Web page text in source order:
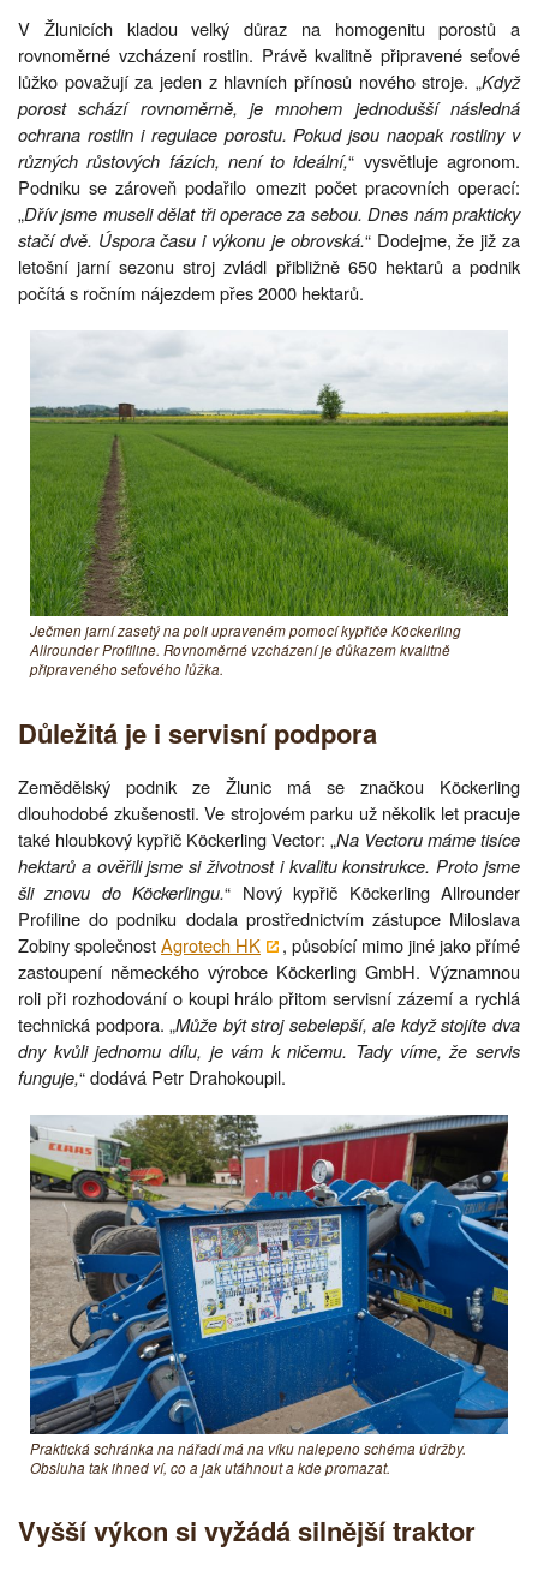
V Žlunicích kladou velký důraz na homogenitu porostů a
rovnoměrné vzcházení rostlin. Právě kvalitně připravené seťové
lůžko považují za jeden z hlavních přínosů nového stroje. „Když
porost schází rovnoměrně, je mnohem jednodušší následná
ochrana rostlin i regulace porostu. Pokud jsou naopak rostliny v
různých růstových fázích, není to ideální,“ vysvětluje agronom.
Podniku se zároveň podařilo omezit počet pracovních operací:
„Dřív jsme museli dělat tři operace za sebou. Dnes nám prakticky
stačí dvě. Úspora času i výkonu je obrovská.“ Dodejme, že již za
letošní jarní sezonu stroj zvládl přibližně 650 hektarů a podnik
počítá s ročním nájezdem přes 2000 hektarů.
Ječmen jarní zasetý na poli upraveném pomocí kypřiče Köckerling
Allrounder Profiline. Rovnoměrné vzcházení je důkazem kvalitně
připraveného seťového lůžka.
Důležitá je i servisní podpora
Zemědělský podnik ze Žlunic má se značkou Köckerling
dlouhodobé zkušenosti. Ve strojovém parku už několik let pracuje
také hloubkový kypřič Köckerling Vector: „Na Vectoru máme tisíce
hektarů a ověřili jsme si životnost i kvalitu konstrukce. Proto jsme
šli znovu do Köckerlingu.“ Nový kypřič Köckerling Allrounder
Profiline do podniku dodala prostřednictvím zástupce Miloslava
Zobiny společnostAgrotech HK
, působící mimo jiné jako přímé
zastoupení německého výrobce Köckerling GmbH. Významnou
roli při rozhodování o koupi hrálo přitom servisní zázemí a rychlá
technická podpora. „Může být stroj sebelepší, ale když stojíte dva
dny kvůli jednomu dílu, je vám k ničemu. Tady víme, že servis
funguje,“ dodává Petr Drahokoupil.
Praktická schránka na nářadí má na víku nalepeno schéma údržby.
Obsluha tak ihned ví, co a jak utáhnout a kde promazat.
Vyšší výkon si vyžádá silnější traktor